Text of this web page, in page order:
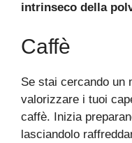
intrinseco della
Caffè
Se stai cercando un
valorizzare i tuoi
caffè. Inizia
lasciandolo